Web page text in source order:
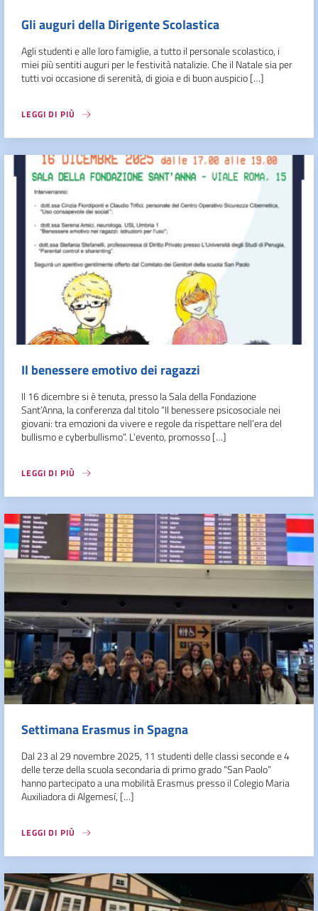
Gli auguri della Dirigente Scolastica
Agli studenti e alle loro famiglie, a tutto il personale scolastico, i
miei più sentiti auguri per le festività natalizie. Che il Natale sia per
tutti voi occasione di serenità, di gioia e di buon auspicio […]
LEGGI DI PIÙ
Il benessere emotivo dei ragazzi
Il 16 dicembre si è tenuta, presso la Sala della Fondazione
Sant’Anna, la conferenza dal titolo “Il benessere psicosociale nei
giovani: tra emozioni da vivere e regole da rispettare nell’era del
bullismo e cyberbullismo”. L’evento, promosso […]
LEGGI DI PIÙ
Settimana Erasmus in Spagna
Dal 23 al 29 novembre 2025, 11 studenti delle classi seconde e 4
delle terze della scuola secondaria di primo grado “San Paolo”
hanno partecipato a una mobilità Erasmus presso il Colegio Maria
Auxiliadora di Algemesí, […]
LEGGI DI PIÙ